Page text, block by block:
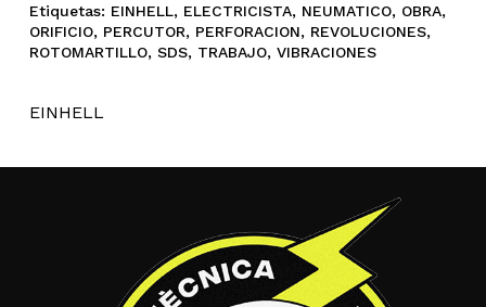
Etiquetas: EINHELL, ELECTRICISTA, NEUMATICO, OBRA,
ORIFICIO, PERCUTOR, PERFORACION, REVOLUCIONES,
ROTOMARTILLO, SDS, TRABAJO, VIBRACIONES
EINHELL